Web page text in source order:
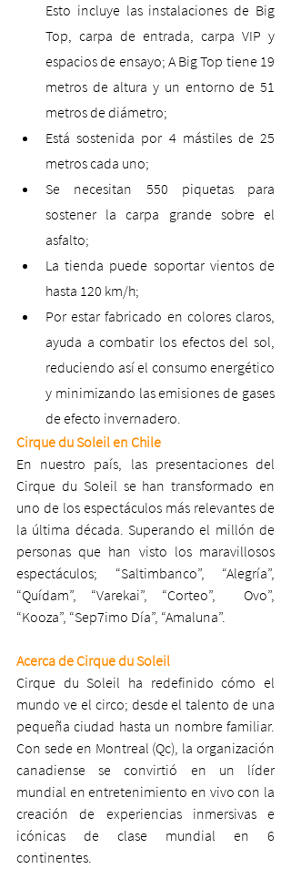
Esto incluye las instalaciones de Big
Top, carpa de entrada, carpa VIP y
espacios de ensayo; A Big Top tiene 19
metros de altura y un entorno de 51
metros de diámetro;
Está sostenida por 4 mástiles de 25
metros cada uno;
Se necesitan 550 piquetas para
sostener la carpa grande sobre el
asfalto;
La tienda puede soportar vientos de
hasta 120 km/h;
Por estar fabricado en colores claros,
ayuda a combatir los efectos del sol,
reduciendo así el consumo energético
y minimizando las emisiones de gases
de efecto invernadero.
Cirque du Soleil en Chile
En nuestro país, las presentaciones del
Cirque du Soleil se han transformado en
uno de los espectáculos más relevantes de
la última década. Superando el millón de
personas que han visto los maravillosos
espectáculos; “Saltimbanco”, “Alegría”,
“Quídam”, “Varekai”, “Corteo”,  Ovo”,
“Kooza”, “Sep7imo Día”, “Amaluna”.
Acerca de Cirque du Soleil
Cirque du Soleil ha redefinido cómo el
mundo ve el circo; desde el talento de una
pequeña ciudad hasta un nombre familiar.
Con sede en Montreal (Qc), la organización
canadiense se convirtió en un líder
mundial en entretenimiento en vivo con la
creación de experiencias inmersivas e
icónicas de clase mundial en 6
continentes.